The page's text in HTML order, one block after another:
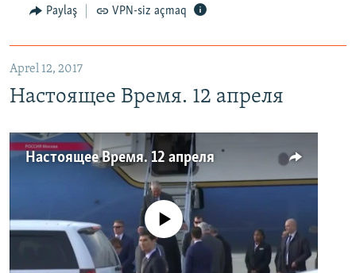
Paylaş VPN-siz açmaq
Aprel 12, 2017
Настоящее Время. 12 апреля
Настоящее Время. 12 апреля
No media source currently available